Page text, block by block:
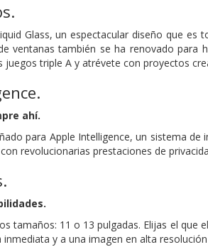
Glass, un espectacular diseño que
ventanas también se ha renovado
triple A y atrévete con proyectos
ahí.
para Apple Intelligence, un sistema
revolucionarias prestaciones de
tamaños: 11 o 13 pulgadas. Elijas el
inmediata y a una imagen en alta